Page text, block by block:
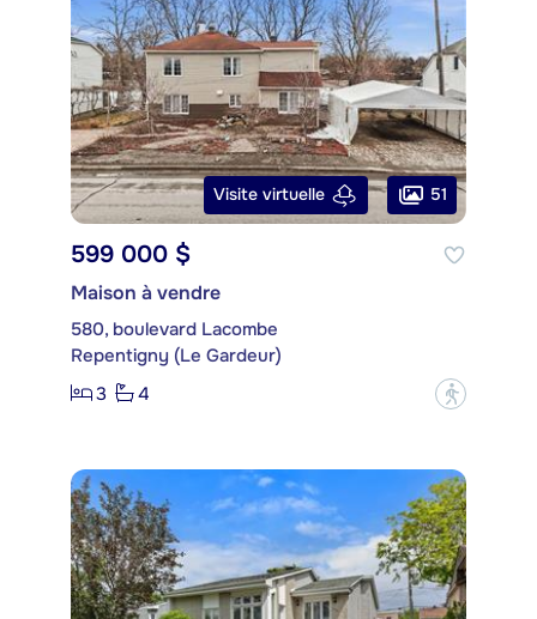
Visite virtuelle 51
599 000 $
Maison à vendre
580, boulevard Lacombe
Repentigny (Le Gardeur)
3
4 ?